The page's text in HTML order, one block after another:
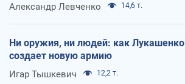
Александр Левченко 14,6 т.
Ни оружия, ни людей: как Лукашенко
создает новую армию
Игар Тышкевич 12,2 т.